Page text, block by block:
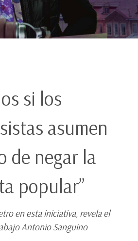
si los
asumen
de negar la
popular”
en esta iniciativa, revela el
Antonio Sanguino